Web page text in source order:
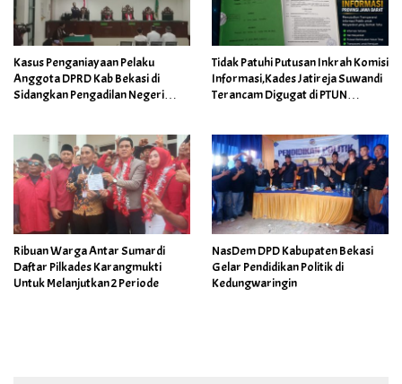
Kasus Penganiayaan Pelaku
Anggota DPRD Kab Bekasi di
Sidangkan Pengadilan Negeri
Tidak Patuhi Putusan Inkrah Komisi
Informasi,Kades Jatireja Suwandi
Terancam Digugat di PTUN
Ribuan Warga Antar Sumardi
Daftar Pilkades Karangmukti
Untuk Melanjutkan 2 Periode
NasDem DPD Kabupaten Bekasi
Gelar Pendidikan Politik di
Kedungwaringin